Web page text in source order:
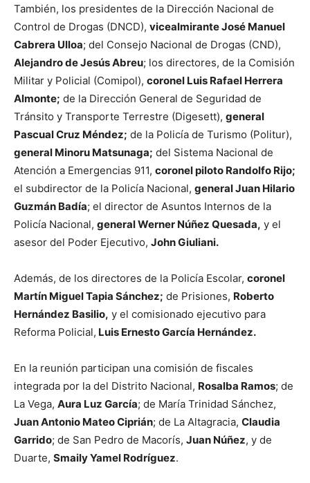
También, los presidentes de la Dirección Nacional de
Control de Drogas (DNCD), vicealmirante José Manuel
Cabrera Ulloa; del Consejo Nacional de Drogas (CND),
Alejandro de Jesús Abreu; los directores, de la Comisión
Militar y Policial (Comipol), coronel Luis Rafael Herrera
Almonte; de la Dirección General de Seguridad de
Tránsito y Transporte Terrestre (Digesett), general
Pascual Cruz Méndez; de la Policía de Turismo (Politur),
general Minoru Matsunaga; del Sistema Nacional de
Atención a Emergencias 911, coronel piloto Randolfo Rijo;
el subdirector de la Policía Nacional, general Juan Hilario
Guzmán Badía; el director de Asuntos Internos de la
Policía Nacional, general Werner Núñez Quesada, y el
asesor del Poder Ejecutivo, John Giuliani.
Además, de los directores de la Policía Escolar, coronel
Martín Miguel Tapia Sánchez; de Prisiones, Roberto
Hernández Basilio, y el comisionado ejecutivo para
Reforma Policial, Luis Ernesto García Hernández.
En la reunión participan una comisión de fiscales
integrada por la del Distrito Nacional, Rosalba Ramos; de
La Vega, Aura Luz García; de María Trinidad Sánchez,
Juan Antonio Mateo Ciprián; de La Altagracia, Claudia
Garrido; de San Pedro de Macorís, Juan Núñez, y de
Duarte, Smaily Yamel Rodríguez.